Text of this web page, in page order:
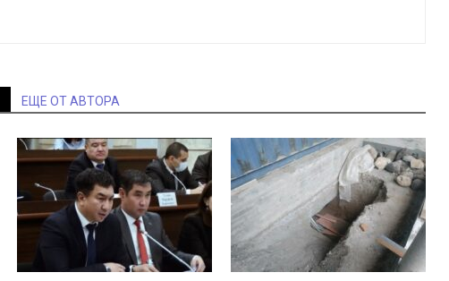
ЕЩЕ ОТ АВТОРА